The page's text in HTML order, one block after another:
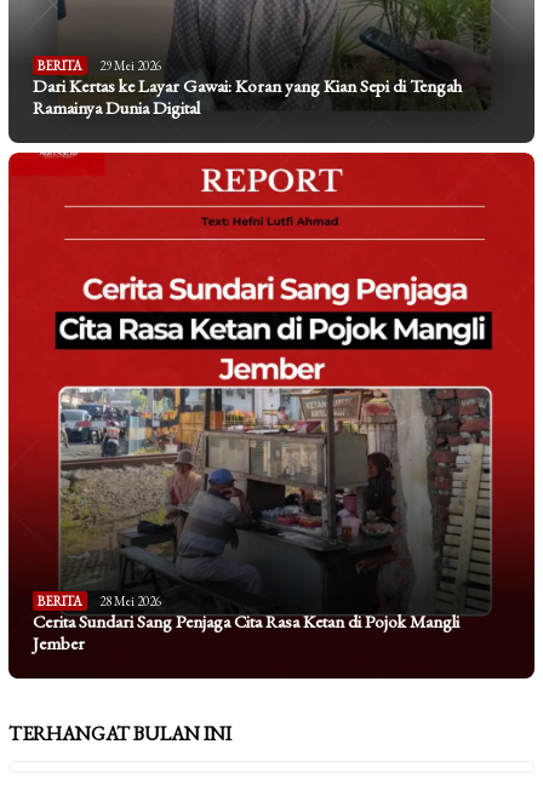
BERITA 29 Mei 2026
Dari Kertas ke Layar Gawai: Koran yang Kian Sepi di Tengah
Ramainya Dunia Digital
BERITA 28 Mei 2026
Cerita Sundari Sang Penjaga Cita Rasa Ketan di Pojok Mangli
Jember
TERHANGAT BULAN INI